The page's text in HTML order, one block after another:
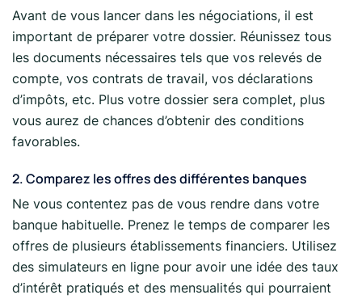
Avant de vous lancer dans les négociations, il est
important de préparer votre dossier. Réunissez tous
les documents nécessaires tels que vos relevés de
compte, vos contrats de travail, vos déclarations
d’impôts, etc. Plus votre dossier sera complet, plus
vous aurez de chances d’obtenir des conditions
favorables.
2. Comparez les offres des différentes banques
Ne vous contentez pas de vous rendre dans votre
banque habituelle. Prenez le temps de comparer les
offres de plusieurs établissements financiers. Utilisez
des simulateurs en ligne pour avoir une idée des taux
d’intérêt pratiqués et des mensualités qui pourraient